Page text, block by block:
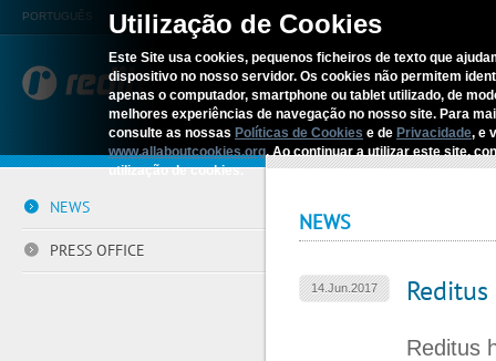
Utilização de Cookies
Este Site usa cookies, pequenos ficheiros de texto que
dispositivo no nosso servidor. Os cookies não permitem
apenas o computador, smartphone ou tablet utilizado, de
melhores experiências de navegação no nosso site. Para
consulte as nossas Políticas de Cookies e de Privacidade, e
www.allaboutcookies.org. Ao continuar a utilizar este site,
utilização de cookies.
PORTUGUÊS
REDITUS
NEWS
PRESS OFFICE
Home › Communication › News
NEWS
14.Jun.2017
Reditus